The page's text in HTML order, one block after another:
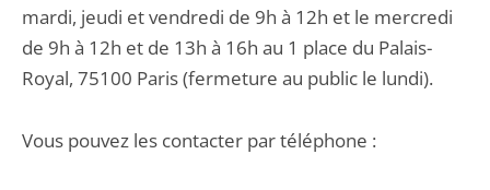
mardi, jeudi et vendredi de 9h à 12h et le mercredi
de 9h à 12h et de 13h à 16h au 1 place du Palais-
Royal, 75100 Paris (fermeture au public le lundi).
Vous pouvez les contacter par téléphone :